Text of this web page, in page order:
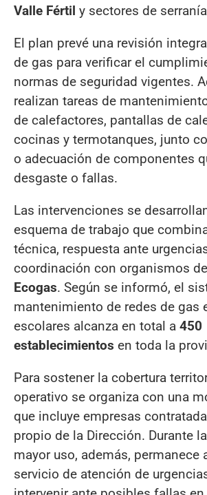
Valle Fértil y sectores de
El plan prevé una revisión
de gas para verificar el
normas de seguridad vigentes.
realizan tareas de
de calefactores, pantallas de
cocinas y termotanques, junto
o adecuación de componentes
desgaste o fallas.
Las intervenciones se
esquema de trabajo que
técnica, respuesta ante
coordinación con organismos
Ecogas. Según se informó, el
mantenimiento de redes de gas
escolares alcanza en total a 450
establecimientos en toda la
Para sostener la cobertura
operativo se organiza con una
que incluye empresas
propio de la Dirección. Durante
mayor uso, además, permanece
servicio de atención de